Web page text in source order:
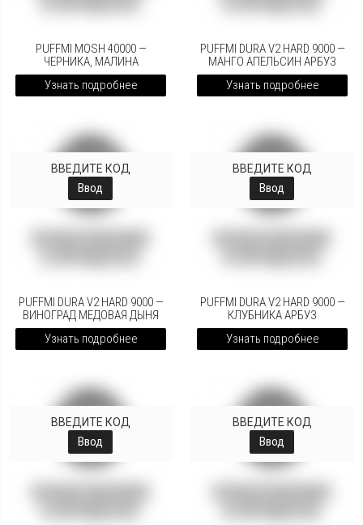
PUFFMI MOSH 40000 —
ЧЕРНИКА, МАЛИНА
Узнать подробнее
PUFFMI DURA V2 HARD 9000 —
МАНГО АПЕЛЬСИН АРБУЗ
Узнать подробнее
ВВЕДИТЕ КОД
Ввод
PUFFMI DURA V2 HARD 9000 —
ВИНОГРАД МЕДОВАЯ ДЫНЯ
Узнать подробнее
ВВЕДИТЕ КОД
Ввод
PUFFMI DURA V2 HARD 9000 —
КЛУБНИКА АРБУЗ
Узнать подробнее
ВВЕДИТЕ КОД
Ввод
ВВЕДИТЕ КОД
Ввод